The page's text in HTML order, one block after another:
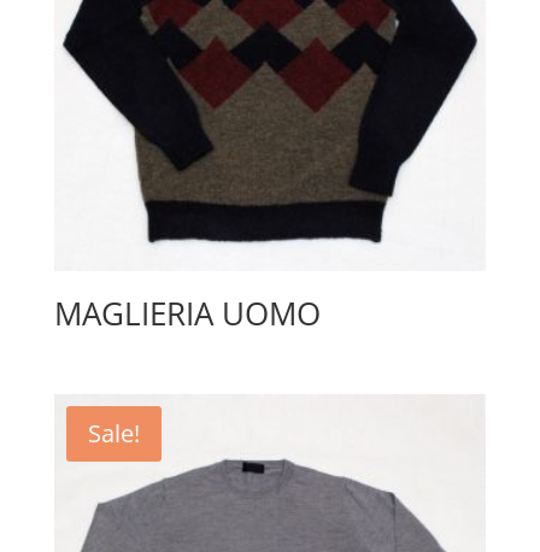
MAGLIERIA UOMO
Sale!